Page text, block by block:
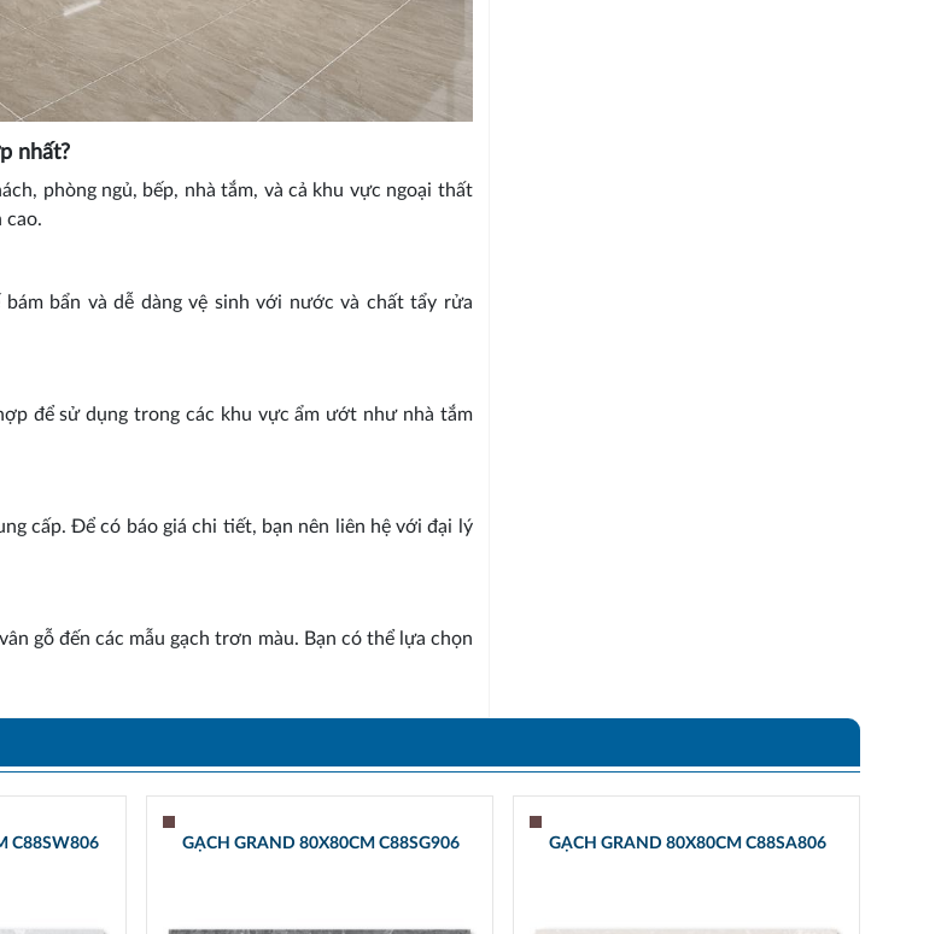
nhất?
phòng ngủ, bếp, nhà tắm, và cả khu vực ngoại thất
cao.
bẩn và dễ dàng vệ sinh với nước và chất tẩy rửa
để sử dụng trong các khu vực ẩm ướt như nhà tắm
cấp. Để có báo giá chi tiết, bạn nên liên hệ với đại lý
gỗ đến các mẫu gạch trơn màu. Bạn có thể lựa chọn
C88SW806 GẠCH GRAND 80X80CM C88SG906 GẠCH GRAND 80X80CM C88SA806